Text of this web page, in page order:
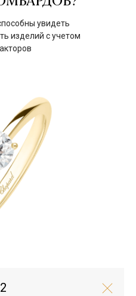
увидеть
изделий с учетом